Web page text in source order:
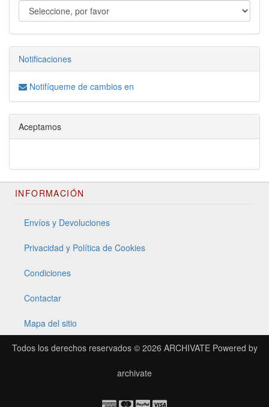
Notificaciones
Notifíqueme de cambios en
Aceptamos
INFORMACIÓN
Envíos y Devoluciones
Privacidad y Política de Cookies
Condiciones
Contactar
Mapa del sitio
Todos los derechos reservados © 2026 ARCHIVATEPowered by
archivate